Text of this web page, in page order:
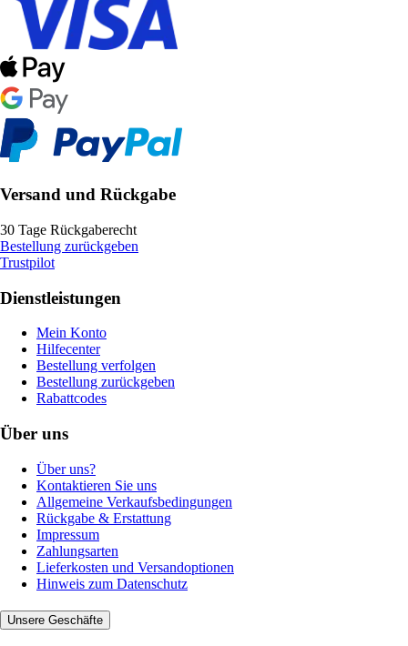
Versand und Rückgabe
30 Tage Rückgaberecht
Bestellung zurückgeben
Trustpilot
Dienstleistungen
Mein Konto
Hilfecenter
Bestellung verfolgen
Bestellung zurückgeben
Rabattcodes
Über uns
Über uns?
Kontaktieren Sie uns
Allgemeine Verkaufsbedingungen
Rückgabe & Erstattung
Impressum
Zahlungsarten
Lieferkosten und Versandoptionen
Hinweis zum Datenschutz
Unsere Geschäfte